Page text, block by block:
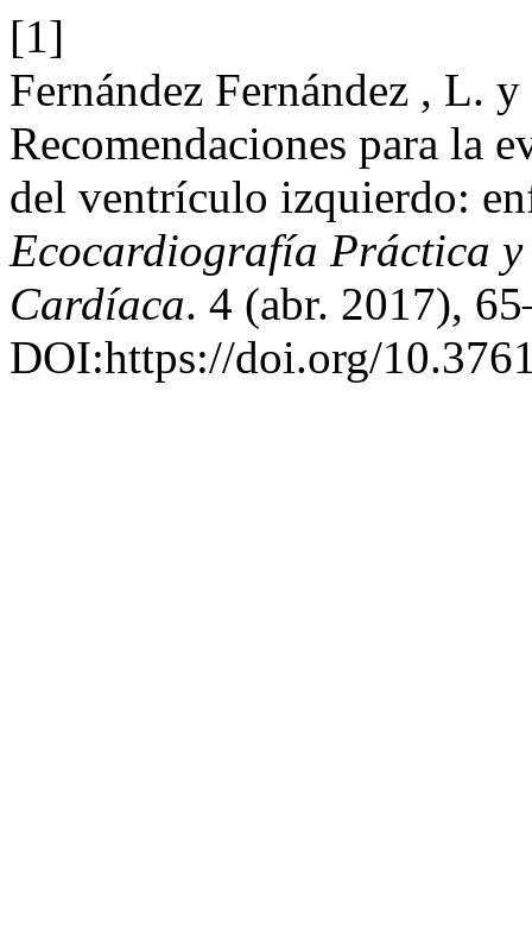
[1]
Fernández Fernández , L.
Recomendaciones para la
del ventrículo izquierdo:
Ecocardiografía Práctica y
Cardíaca. 4 (abr. 2017),
DOI:https://doi.org/